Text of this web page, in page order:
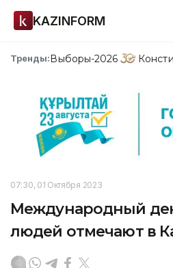
KAZINFORM
Тренды:Выборы-2026
07:30, 01 Октября 2023
Международный
людей отмечают в